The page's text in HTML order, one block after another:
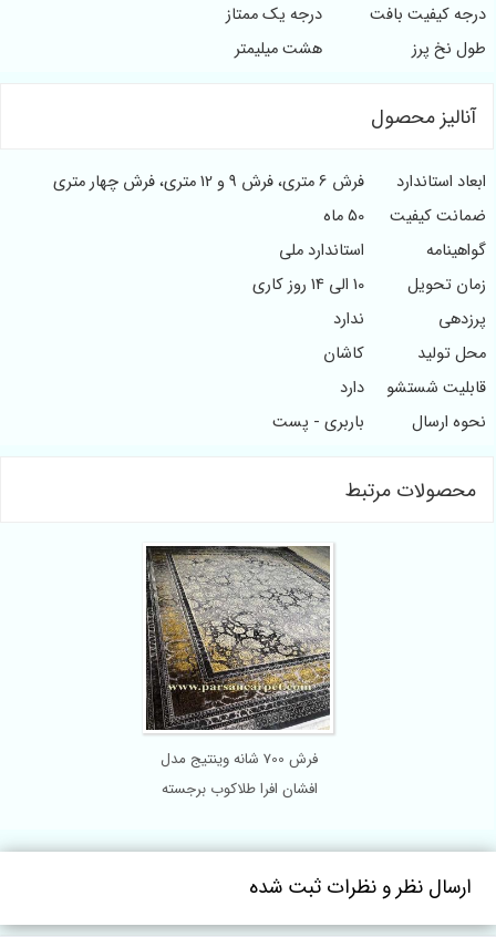
درجه کیفیت بافت
درجه یک ممتاز
طول نخ پرز
هشت میلیمتر
آنالیز محصول
ابعاد استاندارد
فرش 6 متری، فرش 9 و 12 متری، فرش چهار متری
ضمانت کیفیت
50 ماه
گواهینامه
استاندارد ملی
زمان تحویل
10 الی 14 روز کاری
پرزدهی
ندارد
محل تولید
کاشان
قابلیت شستشو
دارد
نحوه ارسال
باربری - پست
محصولات مرتبط
فرش 700 شانه وینتیج مدل
افشان افرا طلاکوب برجسته
ارسال نظر و نظرات ثبت شده